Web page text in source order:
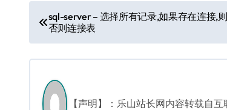
文
章
导
航
sql-server – 选择所有记录,如果存在连接,
否则连接表
【声明】：乐山站长网内容转载自